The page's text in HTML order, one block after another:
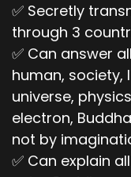
✅ Secretly
through 3
✅ Can answer
human, society,
universe,
electron,
not by
✅ Can explain